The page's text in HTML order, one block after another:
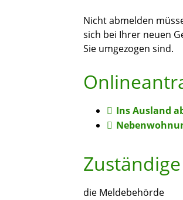
Nicht abmelden
sich bei Ihrer neuen
Sie umgezogen sind.
Ins Ausland
die Meldebehörde